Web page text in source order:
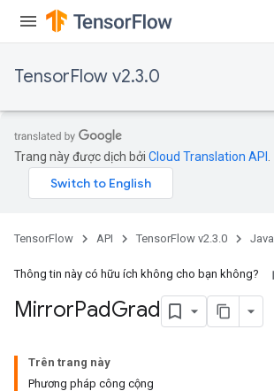
TensorFlow v2.3.0
Trang này được dịch bởi Cloud Translation API
TensorFlow API TensorFlow v2.3.0 Java
Thông tin này có hữu ích không cho bạn không?
MirrorPadGrad
Trên trang này
Phương pháp công cộng